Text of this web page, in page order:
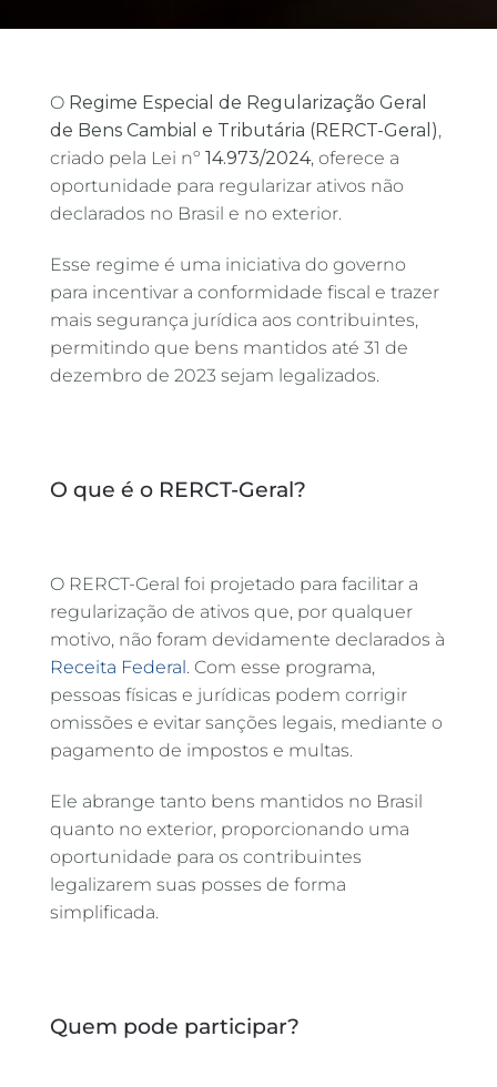
O Regime Especial de Regularização Geral
de Bens Cambial e Tributária (RERCT-Geral),
criado pela Lei nº 14.973/2024, oferece a
oportunidade para regularizar ativos não
declarados no Brasil e no exterior.
Esse regime é uma iniciativa do governo
para incentivar a conformidade fiscal e trazer
mais segurança jurídica aos contribuintes,
permitindo que bens mantidos até 31 de
dezembro de 2023 sejam legalizados.
O que é o RERCT-Geral?
O RERCT-Geral foi projetado para facilitar a
regularização de ativos que, por qualquer
motivo, não foram devidamente declarados à
Receita Federal . Com esse programa,
pessoas físicas e jurídicas podem corrigir
omissões e evitar sanções legais, mediante o
pagamento de impostos e multas.
Ele abrange tanto bens mantidos no Brasil
quanto no exterior, proporcionando uma
oportunidade para os contribuintes
legalizarem suas posses de forma
simplificada.
Quem pode participar?